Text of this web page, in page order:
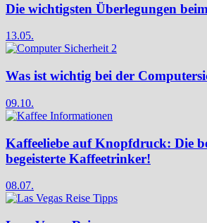
Die wichtigsten Überlegungen
13.05.
Was ist wichtig bei der
09.10.
Kaffeeliebe auf Knopfdruck: Die
begeisterte Kaffeetrinker!
08.07.